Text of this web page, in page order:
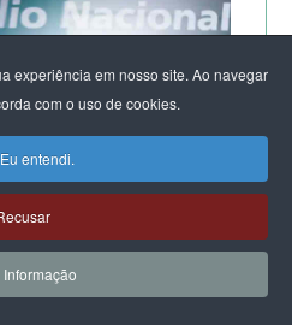
experiência em nosso site. Ao navegar
com o uso de cookies.
entendi.
Informação